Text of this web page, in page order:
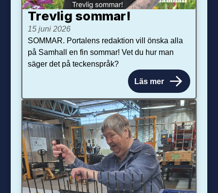
Trevlig sommar!
15 juni 2026
SOMMAR. Portalens redaktion vill önska alla
på Samhall en fin sommar! Vet du hur man
säger det på teckenspråk?
Läs mer